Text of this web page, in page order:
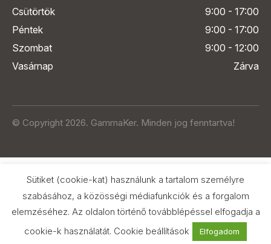
Csütörtök
9:00 - 17:00
Péntek
9:00 - 17:00
Szombat
9:00 - 12:00
Vasárnap
Zárva
© Copyright 2026. GammaKer. Minden jog fenntartva!
Árak és paraméterek összehasonlítása
Sütiket (cookie-kat) használunk a tartalom személyre
szabásához, a közösségi médiafunkciók és a forgalom
elemzéséhez. Az oldalon történő továbblépéssel elfogadja a
cookie-k használatát. Cookie beállítások Elfogadom